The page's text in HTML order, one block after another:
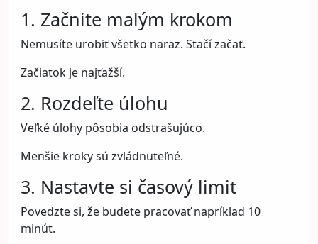
1. Začnite malým krokom
Nemusíte urobiť všetko naraz. Stačí začať.
Začiatok je najťažší.
2. Rozdeľte úlohu
Veľké úlohy pôsobia odstrašujúco.
Menšie kroky sú zvládnuteľné.
3. Nastavte si časový limit
Povedzte si, že budete pracovať napríklad 10
minút.